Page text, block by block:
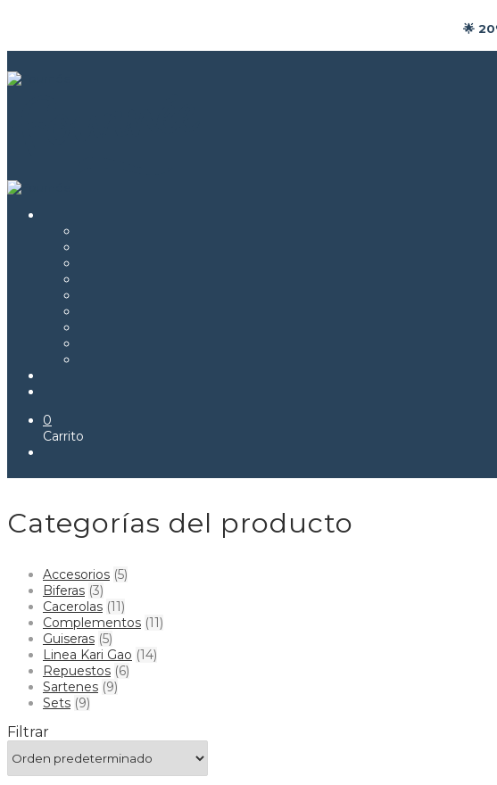
🌟
0
Carrito
Categorías del producto
Accesorios (5)
Biferas (3)
Cacerolas (11)
Complementos (11)
Guiseras (5)
Linea Kari Gao (14)
Repuestos (6)
Sartenes (9)
Sets (9)
Filtrar